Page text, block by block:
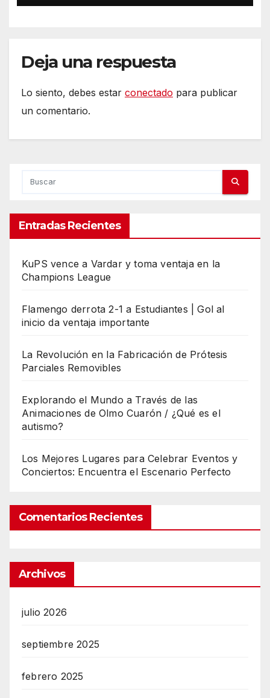
Deja una respuesta
Lo siento, debes estar conectado para publicar
un comentario.
Entradas Recientes
KuPS vence a Vardar y toma ventaja en la
Champions League
Flamengo derrota 2-1 a Estudiantes | Gol al
inicio da ventaja importante
La Revolución en la Fabricación de Prótesis
Parciales Removibles
Explorando el Mundo a Través de las
Animaciones de Olmo Cuarón / ¿Qué es el
autismo?
Los Mejores Lugares para Celebrar Eventos y
Conciertos: Encuentra el Escenario Perfecto
Comentarios Recientes
Archivos
julio 2026
septiembre 2025
febrero 2025